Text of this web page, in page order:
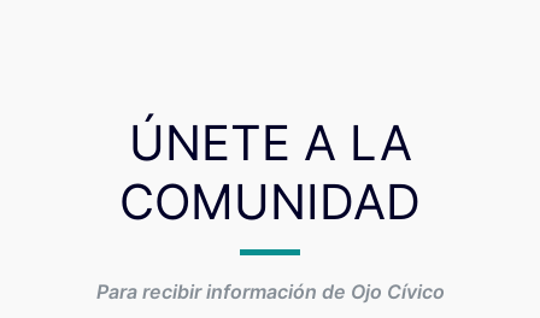
ÚNETE A LA
COMUNIDAD
Para recibir información de Ojo Cívico